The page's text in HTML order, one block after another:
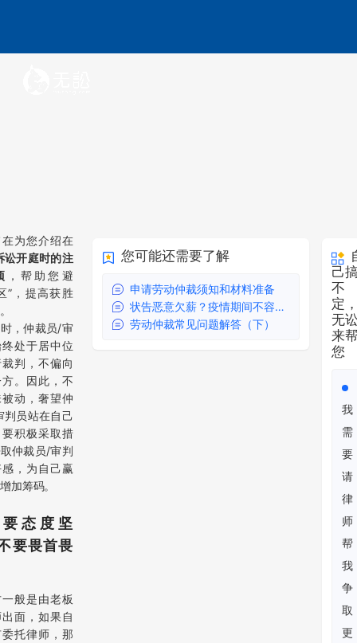
为您介绍在
讼开庭时的注
，帮助您避
”，提高获胜
，仲裁员/审
处于居中位
判，不偏向
。因此，不
动，奢望仲
判员站在自己
积极采取措
仲裁员/审判
，为自己赢
加筹码。
态度坚
要畏首畏
般是由老板
面，如果自
托律师，那
您可能还需要了解
申请劳动仲裁须知和材料准备
状告恶意欠薪？疫情期间不容易赢!
劳动仲裁常见问题解答（下）
己
不
定
无
来
您
我
需
要
请
律
师
帮
我
争
取
更